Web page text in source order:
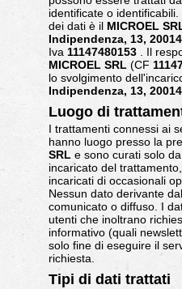
identificate o
dei dati è il MICROEL
Indipendenza, 13,
Iva 11147480153
. Il
MICROEL SRL(CF
lo svolgimento
Indipendenza, 13,
Luogo di
I trattamenti connessi ai
hanno luogo presso la
SRL e sono curati solo
incaricato del
incaricati di occasionali
Nessun dato derivante
comunicato o diffuso. I
utenti che inoltrano
informativo (quali
solo fine di eseguire il
richiesta.
Tipi di dati trattati